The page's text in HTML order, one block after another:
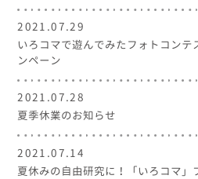
2021.07.29
いろコマで遊んでみたフォトコン
ンペーン
2021.07.28
夏季休業のお知らせ
2021.07.14
夏休みの自由研究に！「いろコマ」